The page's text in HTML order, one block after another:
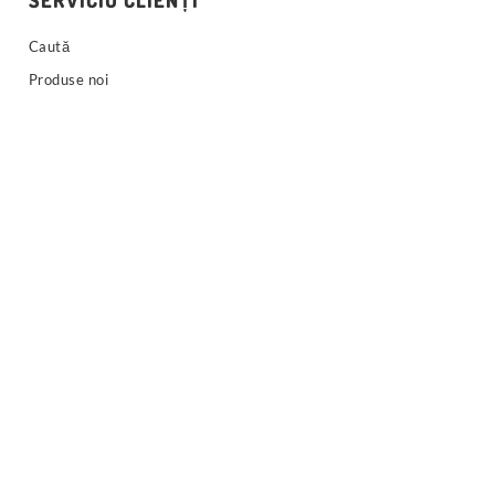
Caută
Produse noi